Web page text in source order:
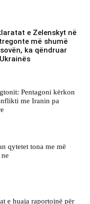
e Zelenskyt në
më shumë
ka qëndruar
Pentagoni kërkon
me Iranin pa
qytetet tona me më
e huaja raportojnë për